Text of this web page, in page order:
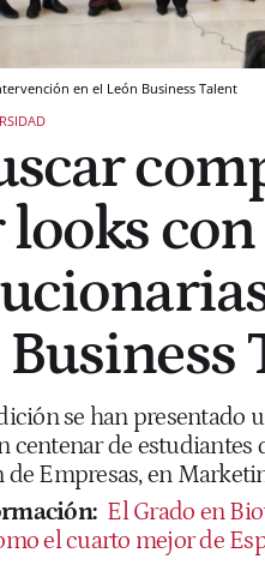
en el León Business Talent
se han presentado
centenar de
de Empresas, en
El Grado en
el cuarto mejor de